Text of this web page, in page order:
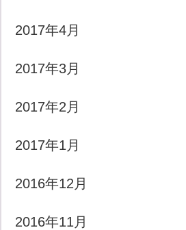
2017年4月
2017年3月
2017年2月
2017年1月
2016年12月
2016年11月